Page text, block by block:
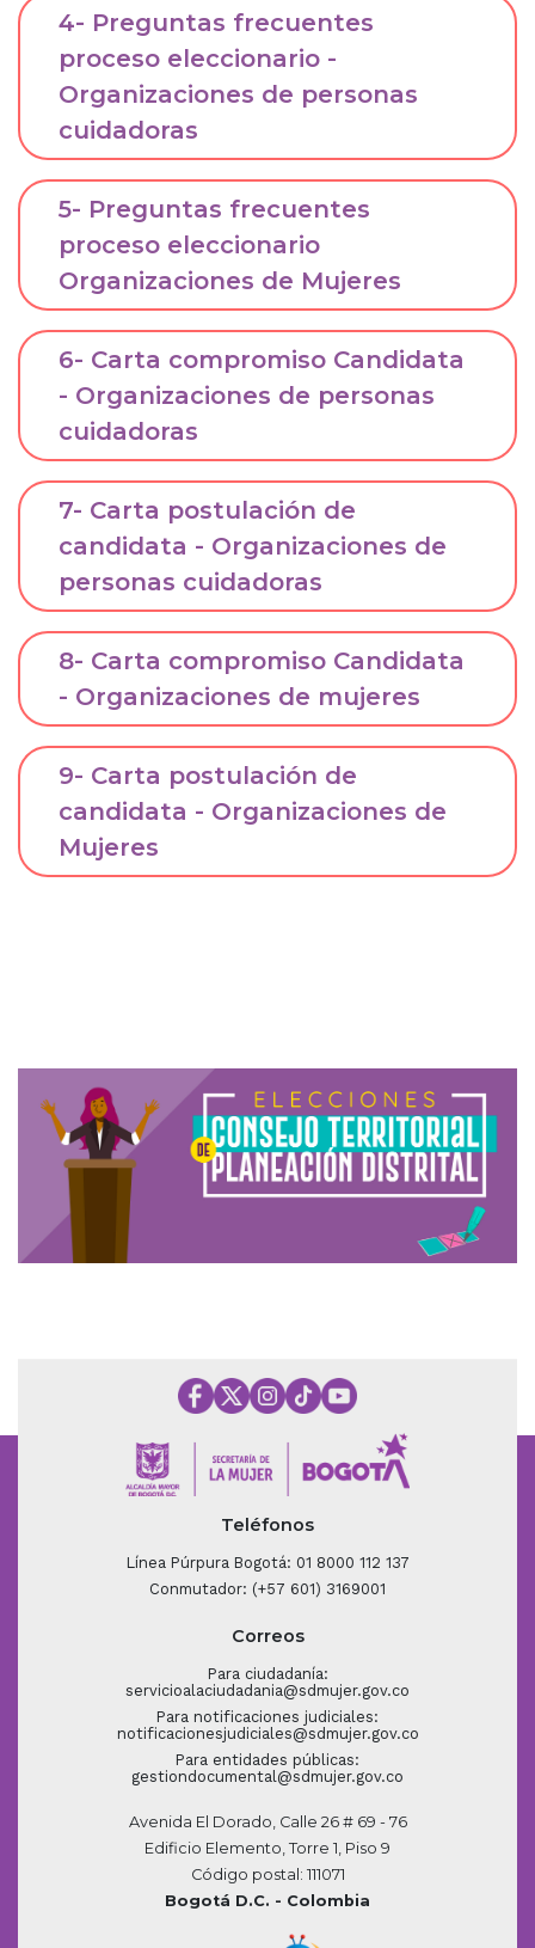
4- Preguntas frecuentes
proceso eleccionario -
Organizaciones de personas
cuidadoras
5- Preguntas frecuentes
proceso eleccionario
Organizaciones de Mujeres
6- Carta compromiso Candidata
- Organizaciones de personas
cuidadoras
7- Carta postulación de
candidata - Organizaciones de
personas cuidadoras
8- Carta compromiso Candidata
- Organizaciones de mujeres
9- Carta postulación de
candidata - Organizaciones de
Mujeres
Teléfonos
Línea Púrpura Bogotá: 01 8000 112 137
Conmutador: (+57 601) 3169001
Correos
Para ciudadanía:
servicioalaciudadania@sdmujer.gov.co
Para notificaciones judiciales:
notificacionesjudiciales@sdmujer.gov.co
Para entidades públicas:
gestiondocumental@sdmujer.gov.co
Avenida El Dorado, Calle 26 # 69 - 76
Edificio Elemento, Torre 1, Piso 9
Código postal: 111071
Bogotá D.C. - Colombia